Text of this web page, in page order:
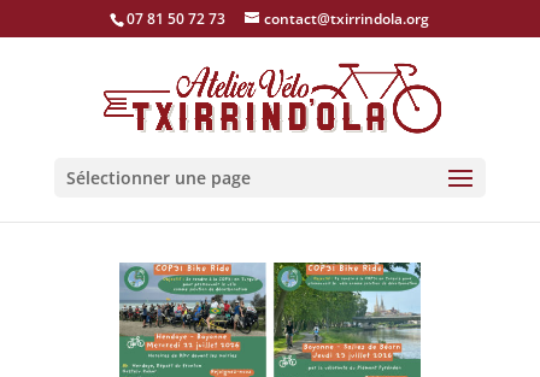
07 81 50 72 73 contact@txirrindola.org
Sélectionner une page